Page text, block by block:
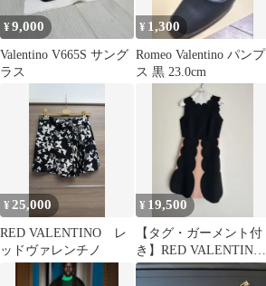
¥9,000
Valentino V665S サング
ラス
¥ 1,300
Romeo Valentino パンプ
ス 黒 23.0cm
¥25,000
RED VALENTINO レ
ッドヴァレンチノ
¥ 19,500
【タグ・ガーメント付
き】RED VALENTINO
ドレス 38